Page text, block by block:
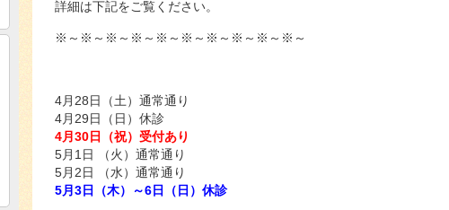
詳細は下記をご覧ください。
※～※～※～※～※～※～※～※～※～※～
4月28日（土）通常通り
4月29日（日）休診
4月30日（祝）受付あり
5月1日 （火）通常通り
5月2日 （水）通常通り
5月3日（木）～6日（日）休診